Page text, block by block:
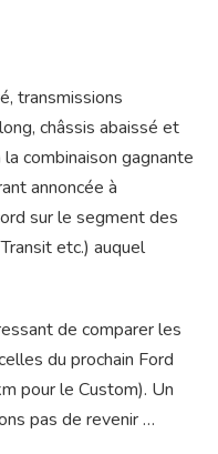
transmissions
châssis abaissé et
combinaison gagnante
annoncée à
sur le segment des
etc.) auquel
de comparer les
du prochain Ford
pour le Custom). Un
pas de revenir …